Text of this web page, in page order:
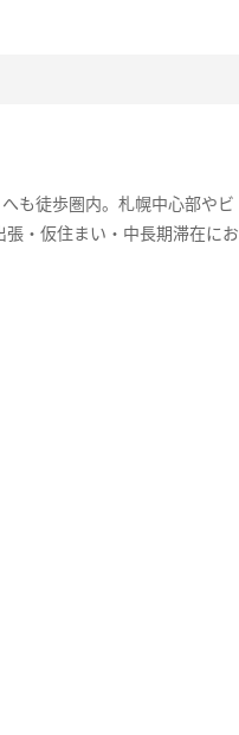
も徒歩圏内。札幌中心部やビ
・仮住まい・中長期滞在にお